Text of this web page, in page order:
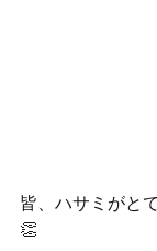
皆、ハサミがと
👏